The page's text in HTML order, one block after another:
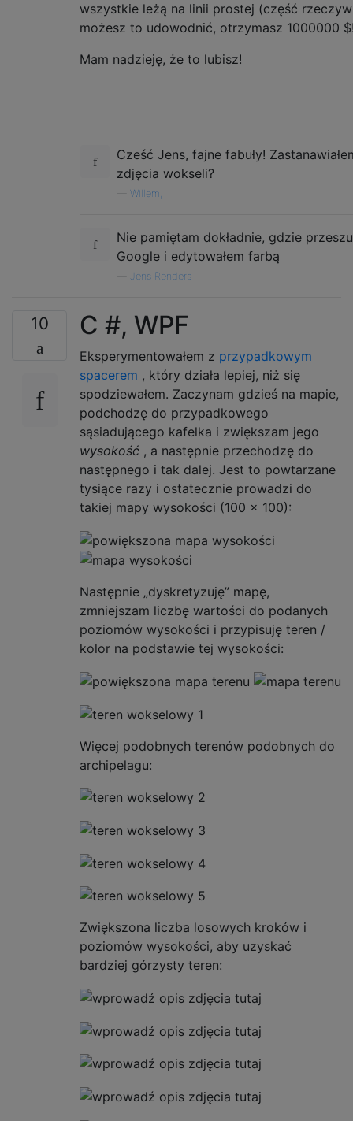
wszystkie leżą na linii prostej (część
możesz to udowodnić, otrzymasz 1000000
Mam nadzieję, że to lubisz!
Cześć Jens, fajne fabuły!
zdjęcia wokseli?
Willem,
Nie pamiętam dokładnie, gdzie
Google i edytowałem farbą
Jens Renders
10 C #, WPF
Eksperymentowałem z przypadkowym
spacerem , który działa lepiej, niż się
spodziewałem. Zaczynam gdzieś na mapie,
podchodzę do przypadkowego
sąsiadującego kafelka i zwiększam jego
wysokość , a następnie przechodzę do
następnego i tak dalej. Jest to powtarzane
tysiące razy i ostatecznie prowadzi do
takiej mapy wysokości (100 x 100):
Następnie „dyskretyzuję” mapę,
zmniejszam liczbę wartości do podanych
poziomów wysokości i przypisuję teren /
kolor na podstawie tej wysokości:
Więcej podobnych terenów podobnych do
archipelagu:
Zwiększona liczba losowych kroków i
poziomów wysokości, aby uzyskać
bardziej górzysty teren: